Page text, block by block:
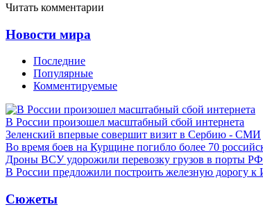
Читать комментарии
Новости мира
Последние
Популярные
Комментируемые
В России произошел масштабный сбой интернета
Зеленский впервые совершит визит в Сербию - СМИ
Во время боев на Курщине погибло более 70
Дроны ВСУ удорожили перевозку грузов в порты РФ
В России предложили построить железную дорогу к
Сюжеты